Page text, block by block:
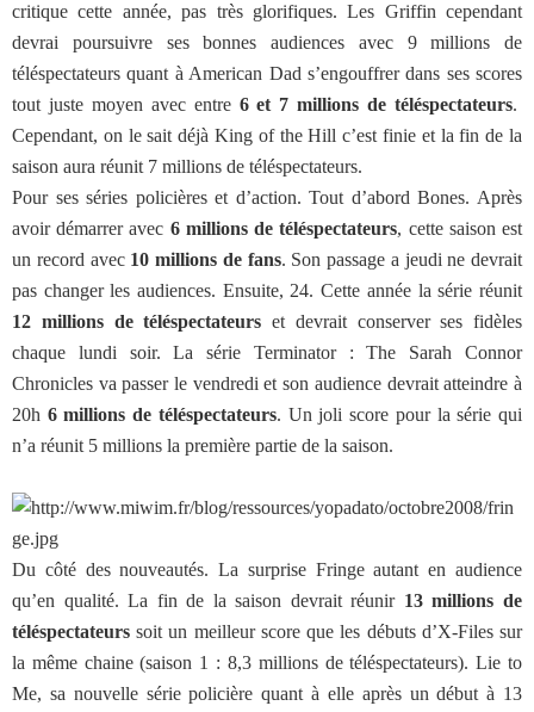
critique cette année, pas très glorifiques. Les Griffin cependant
devrai poursuivre ses bonnes audiences avec 9 millions de
téléspectateurs quant à American Dad s’engouffrer dans ses scores
tout juste moyen avec entre 6 et 7 millions de téléspectateurs.
Cependant, on le sait déjà King of the Hill c’est finie et la fin de la
saison aura réunit 7 millions de téléspectateurs.
Pour ses séries policières et d’action. Tout d’abord Bones. Après
avoir démarrer avec 6 millions de téléspectateurs, cette saison est
un record avec 10 millions de fans. Son passage a jeudi ne devrait
pas changer les audiences. Ensuite, 24. Cette année la série réunit
12 millions de téléspectateurs et devrait conserver ses fidèles
chaque lundi soir. La série Terminator : The Sarah Connor
Chronicles va passer le vendredi et son audience devrait atteindre à
20h 6 millions de téléspectateurs. Un joli score pour la série qui
n’a réunit 5 millions la première partie de la saison.
Du côté des nouveautés. La surprise Fringe autant en audience
qu’en qualité. La fin de la saison devrait réunir 13 millions de
téléspectateurs soit un meilleur score que les débuts d’X-Files sur
la même chaine (saison 1 : 8,3 millions de téléspectateurs). Lie to
Me, sa nouvelle série policière quant à elle après un début à 13